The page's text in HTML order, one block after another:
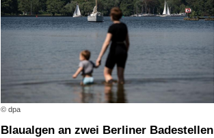
© dpa
Blaualgen an zwei Berliner Badestellen